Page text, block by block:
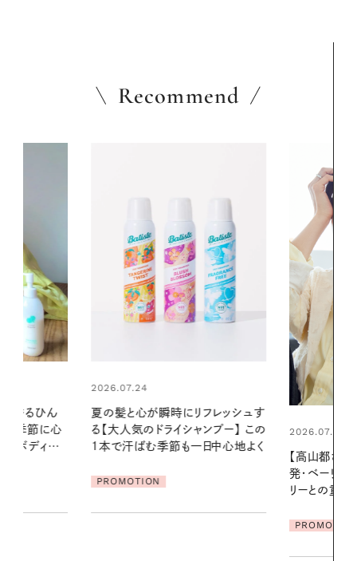
Recommend
レッシュす
プー】 この
中心地よく
2026.07.21
リーとの重ねづけも素敵な大人の
2026.06.01
える夜の爽